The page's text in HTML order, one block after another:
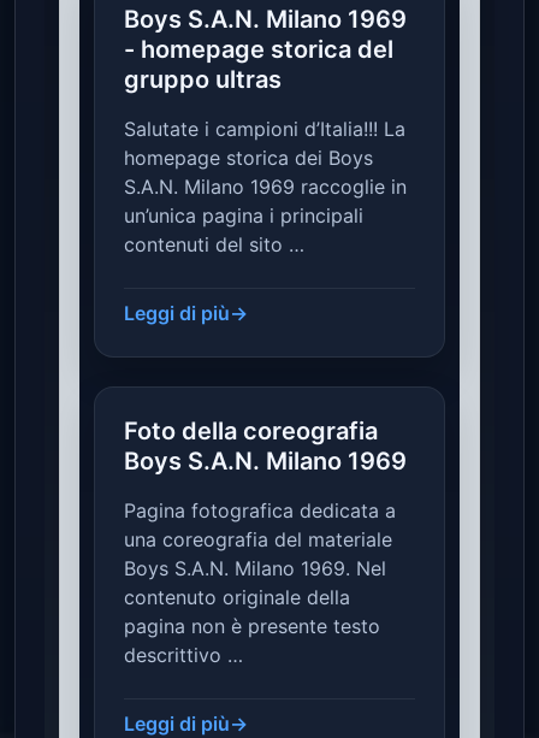
Boys S.A.N. Milano 1969
- homepage storica del
gruppo ultras
Salutate i campioni d’Italia!!! La
homepage storica dei Boys
S.A.N. Milano 1969 raccoglie in
un’unica pagina i principali
contenuti del sito …
Leggi di più→
Foto della coreografia
Boys S.A.N. Milano 1969
Pagina fotografica dedicata a
una coreografia del materiale
Boys S.A.N. Milano 1969. Nel
contenuto originale della
pagina non è presente testo
descrittivo …
Leggi di più→